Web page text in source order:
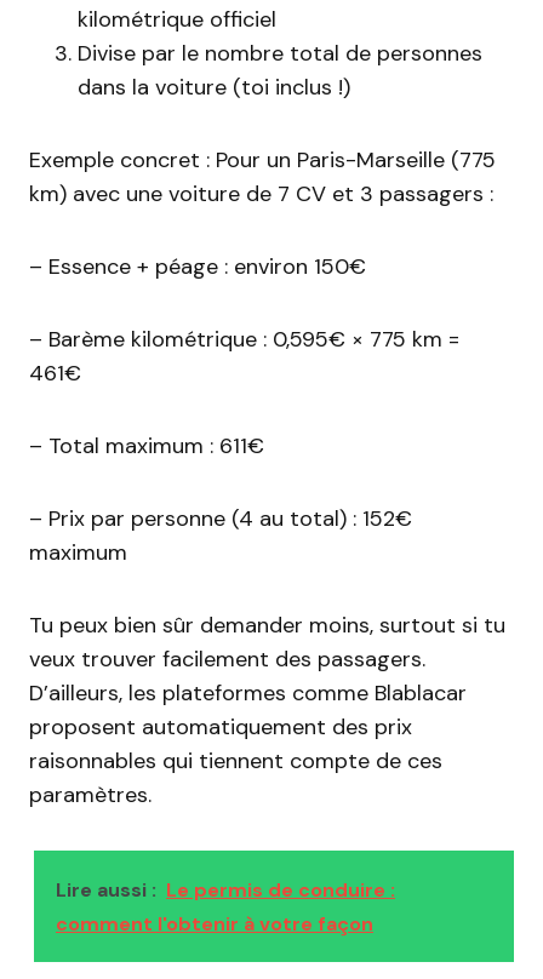
kilométrique officiel
Divise par le nombre total de personnes
dans la voiture (toi inclus !)
Exemple concret : Pour un Paris-Marseille (775
km) avec une voiture de 7 CV et 3 passagers :
– Essence + péage : environ 150€
– Barème kilométrique : 0,595€ × 775 km =
461€
– Total maximum : 611€
– Prix par personne (4 au total) : 152€
maximum
Tu peux bien sûr demander moins, surtout si tu
veux trouver facilement des passagers.
D’ailleurs, les plateformes comme Blablacar
proposent automatiquement des prix
raisonnables qui tiennent compte de ces
paramètres.
Lire aussi : Le permis de conduire :
comment l'obtenir à votre façon